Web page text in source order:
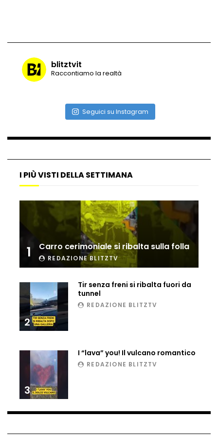
Klugmann sott’acqua
crollo
del deputato Tabacci
Matteo Renzi maratoneta, ad Atene
chiude in 4 ore e 10: “Up and down for
me is very difficult”
plana tra le rovine greche
Incendio nel Vicentino, in fumo un
Il sindaco Silvia Salis porta in aula gli
insulti sessisti che riceve
la prima neve trasforma il paese
blitztvit
Raccontiamo la realtà
Seguici su Instagram
I PIÙ VISTI DELLA SETTIMANA
1 Carro cerimoniale si ribalta sulla folla
REDAZIONE BLITZTV
2
Tir senza freni si ribalta fuori da
tunnel
REDAZIONE BLITZTV
3
I “lava” you! Il vulcano romantico
REDAZIONE BLITZTV